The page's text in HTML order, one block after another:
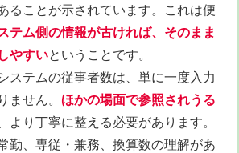
ることが示されています。これは便
テム側の情報が古ければ、そのまま
やすいということです。
ステムの従事者数は、単に一度入力
ません。 ほかの場面で参照されうる
より丁寧に整える必要があります。
勤、専従・兼務、換算数の理解があ